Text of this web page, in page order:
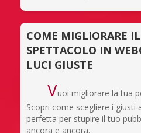
COME MIGLIORARE
SPETTACOLO IN
LUCI GIUSTE
Vuoi migliorare la tua
Scopri come scegliere i giusti
perfetta per stupire il tuo
ancora e ancora.